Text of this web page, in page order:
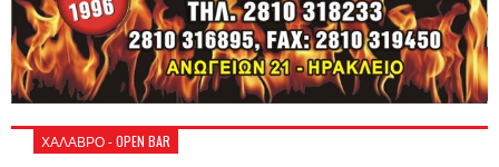
ΧΑΛΑΒΡΟ - OPEN BAR